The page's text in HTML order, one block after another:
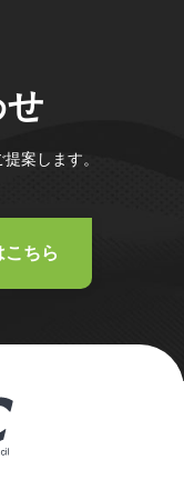
案します。
こちら